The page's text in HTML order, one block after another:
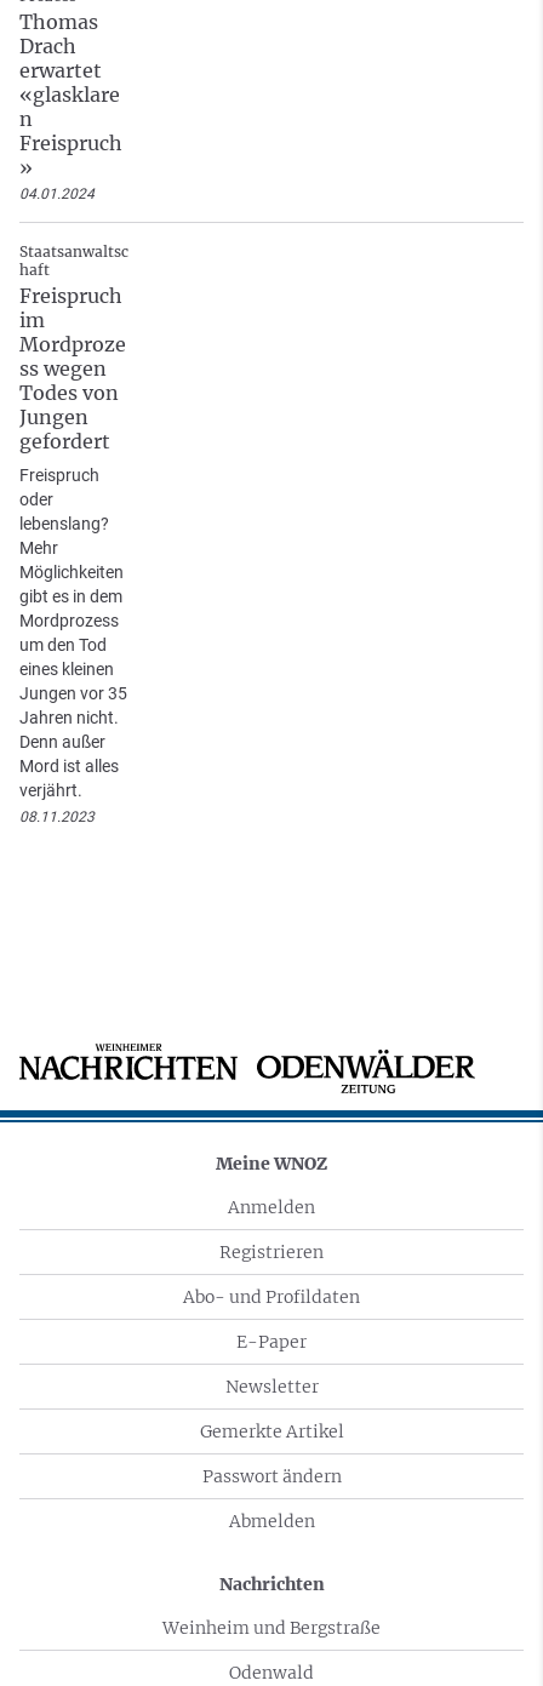
Thomas
Drach
erwartet
«glasklare
n
Freispruch
»
04.01.2024
Staatsanwaltsc
haft
Freispruch
im
Mordproze
ss wegen
Todes von
Jungen
gefordert
Freispruch
oder
lebenslang?
Mehr
Möglichkeiten
gibt es in dem
Mordprozess
um den Tod
eines kleinen
Jungen vor 35
Jahren nicht.
Denn außer
Mord ist alles
verjährt.
08.11.2023
Meine WNOZ
Anmelden
Registrieren
Abo- und Profildaten
E-Paper
Newsletter
Gemerkte Artikel
Passwort ändern
Abmelden
Nachrichten
Weinheim und Bergstraße
Odenwald